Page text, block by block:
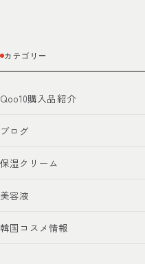
カテゴリー
Qoo10購入品紹介
ブログ
保湿クリーム
美容液
韓国コスメ情報